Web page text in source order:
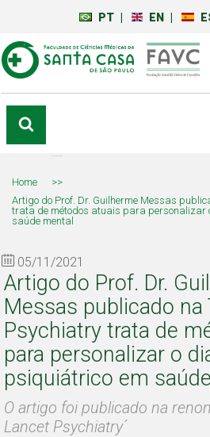
PT EN
Home
>>
Artigo do Prof. Dr. Guilherme Messas
trata de métodos atuais para personalizar
saúde mental
05/11/2021
Artigo do Prof. Dr.
Messas publicado na
Psychiatry trata de
para personalizar o
psiquiátrico em
O artigo foi publicado na
Lancet Psychiatry´